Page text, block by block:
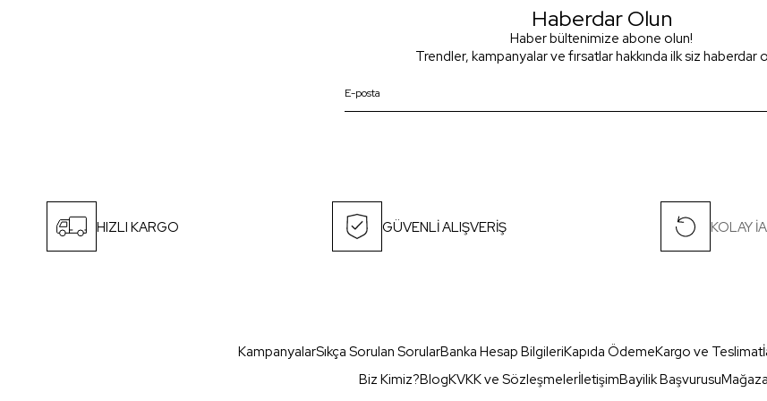
Haberdar Olun
Haber bültenimize abone olun!
Trendler, kampanyalar ve fırsatlar hakkında ilk siz haberdar
HIZLI KARGO GÜVENLİ ALIŞVERİŞ KOLAY
KampanyalarSıkça Sorulan SorularBanka Hesap BilgileriKapıda ÖdemeKargo ve Teslimat
Biz Kimiz?BlogKVKK ve SözleşmelerİletişimBayilik Başvurusu